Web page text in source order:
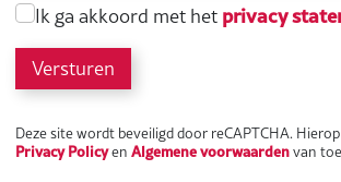
Ik ga akkoord met het privacy
Versturen
Deze site wordt beveiligd door reCAPTCHA.
Privacy Policyen Algemene voorwaardenvan